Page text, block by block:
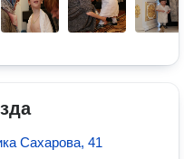
Сахарова, 41